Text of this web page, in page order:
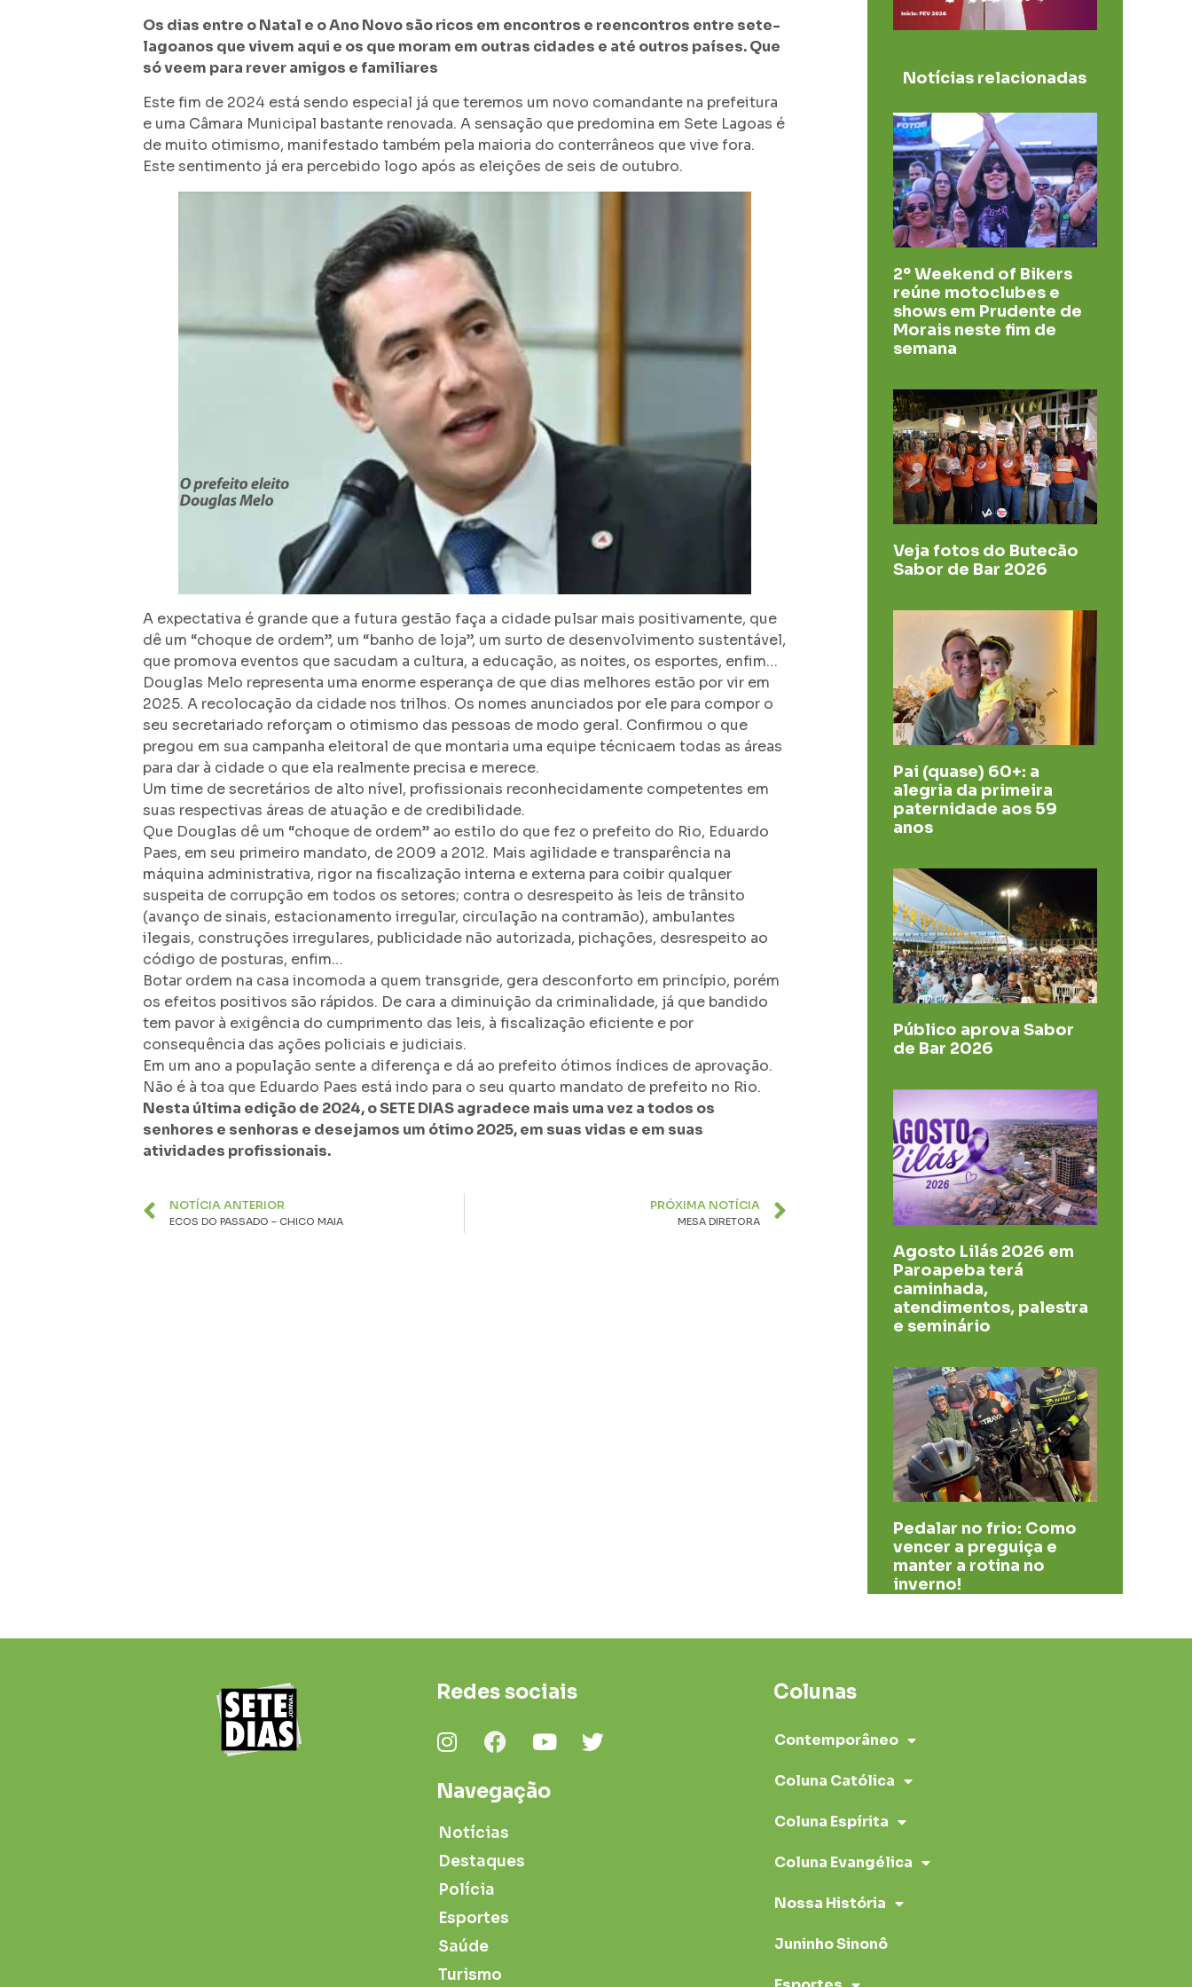
Os dias entre o Natal e o Ano Novo são ricos em encontros e reencontros entre sete-
lagoanos que vivem aqui e os que moram em outras cidades e até outros países. Que
só veem para rever amigos e familiares
Este fim de 2024 está sendo especial já que teremos um novo comandante na prefeitura
e uma Câmara Municipal bastante renovada. A sensação que predomina em Sete Lagoas é
de muito otimismo, manifestado também pela maioria do conterrâneos que vive fora.
Este sentimento já era percebido logo após as eleições de seis de outubro.
A expectativa é grande que a futura gestão faça a cidade pulsar mais positivamente, que
dê um “choque de ordem”, um “banho de loja”, um surto de desenvolvimento sustentável,
que promova eventos que sacudam a cultura, a educação, as noites, os esportes, enfim…
Douglas Melo representa uma enorme esperança de que dias melhores estão por vir em
2025. A recolocação da cidade nos trilhos. Os nomes anunciados por ele para compor o
seu secretariado reforçam o otimismo das pessoas de modo geral. Confirmou o que
pregou em sua campanha eleitoral de que montaria uma equipe técnicaem todas as áreas
para dar à cidade o que ela realmente precisa e merece.
Um time de secretários de alto nível, profissionais reconhecidamente competentes em
suas respectivas áreas de atuação e de credibilidade.
Que Douglas dê um “choque de ordem” ao estilo do que fez o prefeito do Rio, Eduardo
Paes, em seu primeiro mandato, de 2009 a 2012. Mais agilidade e transparência na
máquina administrativa, rigor na fiscalização interna e externa para coibir qualquer
suspeita de corrupção em todos os setores; contra o desrespeito às leis de trânsito
(avanço de sinais, estacionamento irregular, circulação na contramão), ambulantes
ilegais, construções irregulares, publicidade não autorizada, pichações, desrespeito ao
código de posturas, enfim…
Botar ordem na casa incomoda a quem transgride, gera desconforto em princípio, porém
os efeitos positivos são rápidos. De cara a diminuição da criminalidade, já que bandido
tem pavor à exigência do cumprimento das leis, à fiscalização eficiente e por
consequência das ações policiais e judiciais.
Em um ano a população sente a diferença e dá ao prefeito ótimos índices de aprovação.
Não é à toa que Eduardo Paes está indo para o seu quarto mandato de prefeito no Rio.
Nesta última edição de 2024, o SETE DIAS agradece mais uma vez a todos os
senhores e senhoras e desejamos um ótimo 2025, em suas vidas e em suas
atividades profissionais.
NOTÍCIA ANTERIOR
ECOS DO PASSADO – CHICO MAIA
PRÓXIMA NOTÍCIA
MESA DIRETORA
Notícias relacionadas
2º Weekend of Bikers
reúne motoclubes e
shows em Prudente de
Morais neste fim de
semana
Veja fotos do Butecão
Sabor de Bar 2026
Pai (quase) 60+: a
alegria da primeira
paternidade aos 59
anos
Público aprova Sabor
de Bar 2026
Agosto Lilás 2026 em
Paroapeba terá
caminhada,
atendimentos, palestra
e seminário
​Pedalar no frio: Como
vencer a preguiça e
manter a rotina no
inverno!
Redes sociais
Navegação
Notícias
Destaques
Polícia
Esportes
Saúde
Turismo
Colunas
Contemporâneo
Coluna Católica
Coluna Espírita
Coluna Evangélica
Nossa História
Juninho Sinonô